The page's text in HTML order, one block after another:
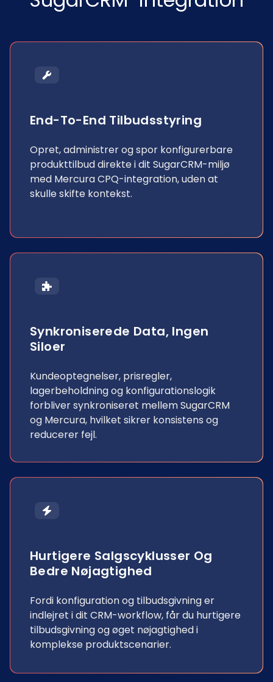
End-To-End Tilbudsstyring
Opret, administrer og spor konfigurerbare
produkttilbud direkte i dit SugarCRM-miljø
med Mercura CPQ-integration, uden at
skulle skifte kontekst.
Synkroniserede Data, Ingen
Siloer
Kundeoptegnelser, prisregler,
lagerbeholdning og konfigurationslogik
forbliver synkroniseret mellem SugarCRM
og Mercura, hvilket sikrer konsistens og
reducerer fejl.
Hurtigere Salgscyklusser Og
Bedre Nøjagtighed
Fordi konfiguration og tilbudsgivning er
indlejret i dit CRM-workflow, får du hurtigere
tilbudsgivning og øget nøjagtighed i
komplekse produktscenarier.